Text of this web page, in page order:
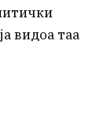
видоа таа